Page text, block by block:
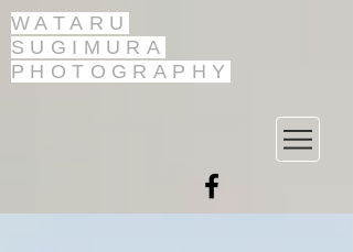
WATARU
SUGIMURA
PHOTOGRAPHY